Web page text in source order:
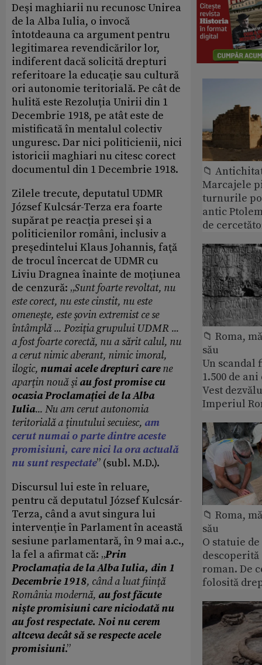
Deşi maghiarii nu recunosc Unirea
de la Alba Iulia, o invocă
întotdeauna ca argument pentru
legitimarea revendicărilor lor,
indiferent dacă solicită drepturi
referitoare la educaţie sau cultură
ori autonomie teritorială. Pe cât de
hulită este Rezoluția Unirii din 1
Decembrie 1918, pe atât este de
mistificată în mentalul colectiv
unguresc. Dar nici politicienii, nici
istoricii maghiari nu citesc corect
documentul din 1 Decembrie 1918.
Zilele trecute, deputatul UDMR
József Kulcsár-Terza era foarte
supărat pe reacţia presei şi a
politicienilor români, inclusiv a
preşedintelui Klaus Johannis, faţă
de trocul încercat de UDMR cu
Liviu Dragnea înainte de moţiunea
de cenzură: „Sunt foarte revoltat, nu
este corect, nu este cinstit, nu este
omeneşte, este şovin extremist ce se
întâmplă ... Poziţia grupului UDMR ...
a fost foarte corectă, nu a sărit calul, nu
a cerut nimic aberant, nimic imoral,
ilogic, numai acele drepturi carene
aparţin nouă şiau fost promise cu
ocazia Proclamaţiei de la Alba
Iulia... Nu am cerut autonomia
teritorială a ţinutului secuiesc, am
cerut numai o parte dintre aceste
promisiuni, care nici la ora actuală
nu sunt respectate” (subl. M.D.).
Discursul lui este în reluare,
pentru că deputatul József Kulcsár-
Terza, când a avut singura lui
intervenţie în Parlament în această
sesiune parlamentară, în 9 mai a.c.,
la fel a afirmat că: „Prin
Proclamaţia de la Alba Iulia, din 1
Decembrie 1918, când a luat fiinţă
România modernă, au fost făcute
nişte promisiuni care niciodată nu
au fost respectate. Noi nu cerem
altceva decât să se respecte acele
promisiuni.”
📁
Marcajele
turnurile
antic
de
📁 Roma,
său
Un scandal
1.500 de
Vest
Imperiul
📁 Roma,
său
O statuie
roman. De
folosită